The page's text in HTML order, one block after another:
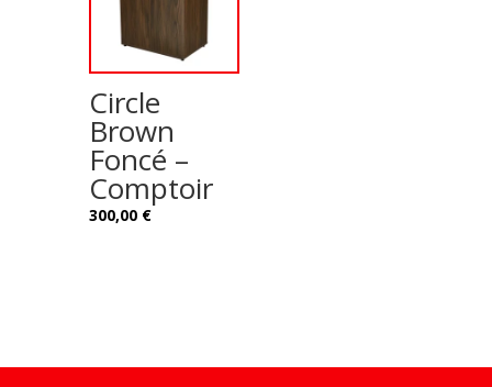
Circle
Brown
Foncé –
Comptoir
300,00 €